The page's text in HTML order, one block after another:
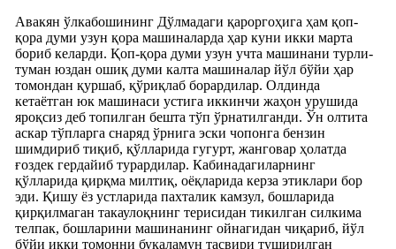
Авакян ўлкабошининг Дўлмадаги қароргоҳига ҳам қоп-
қора думи узун қора машиналарда ҳар куни икки марта
бориб келарди. Қоп-қора думи узун учта машинани турли-
туман юздан ошиқ думи калта машиналар йўл бўйи ҳар
томондан қуршаб, қўриқлаб борардилар. Олдинда
кетаётган юк машинаси устига иккинчи жаҳон урушида
яроқсиз деб топилган бешта тўп ўрнатилганди. Ўн олтита
аскар тўпларга снаряд ўрнига эски чопонга бензин
шимдириб тиқиб, қўлларида гугурт, жанговар ҳолатда
ғоздек гердайиб турардилар. Кабинадагиларнинг
қўлларида қирқма милтиқ, оёқларида керза этиклари бор
эди. Қишу ёз устларида пахталик камзул, бошларида
қирқилмаган такаулоқнинг терисидан тикилган силкима
телпак, бошларини машинанинг ойнагидан чиқариб, йўл
бўйи икки томонни буқаламун тасвири туширилган